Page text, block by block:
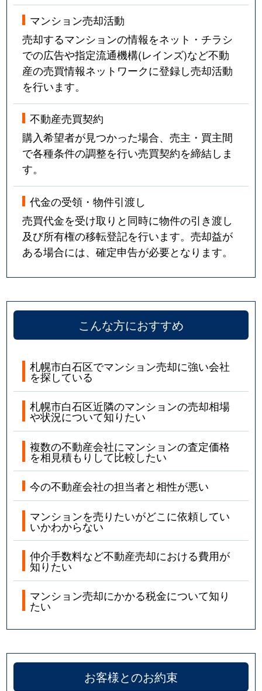
マンション売却活動
売却するマンションの情報をネット・チラシ
での広告や指定流通機構(レインズ)など不動
産の売買情報ネットワークに登録し売却活動
を行います。
不動産売買契約
購入希望者が見つかった場合、売主・買主間
で各種条件の調整を行い売買契約を締結しま
す。
代金の受領・物件引渡し
売買代金を受け取りと同時に物件の引き渡し
及び所有権の移転登記を行います。売却益が
ある場合には、確定申告が必要となります。
こんな方におすすめ
札幌市白石区でマンション売却に強い会社
を探している
札幌市白石区近隣のマンションの売却相場
や状況について知りたい
複数の不動産会社にマンションの査定価格
を相見積もりして比較したい
今の不動産会社の担当者と相性が悪い
マンションを売りたいがどこに依頼してい
いかわからない
仲介手数料など不動産売却における費用が
知りたい
マンション売却にかかる税金について知り
たい
お客様とのお約束